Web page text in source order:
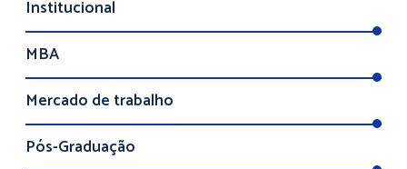
Institucional
MBA
Mercado de trabalho
Pós-Graduação